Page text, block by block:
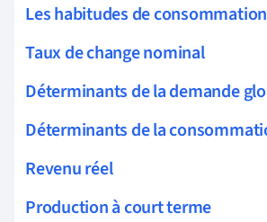
Les habitudes de consommation
Taux de change nominal
Déterminants de la demande
Déterminants de la
Revenu réel
Production à court terme